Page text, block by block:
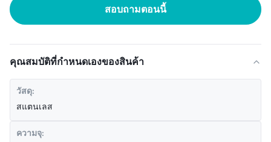
สอบถามตอนนี้
คุณสมบัติที่กําหนดเองของสินค้า
วัสดุ:
สแตนเลส
ความจุ: